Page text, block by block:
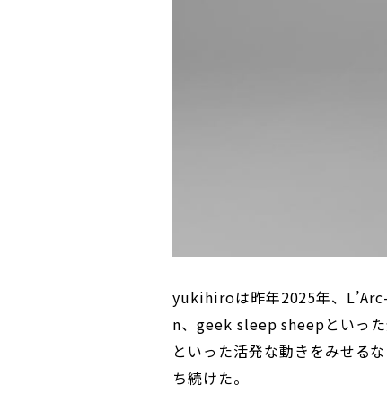
yukihiroは昨年2025年、
n、geek sleep sheepといっ
といった活発な動きをみせる
ち続けた。